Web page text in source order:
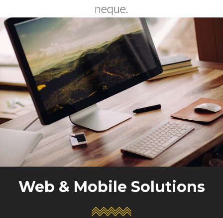
neque.
Web & Mobile Solutions